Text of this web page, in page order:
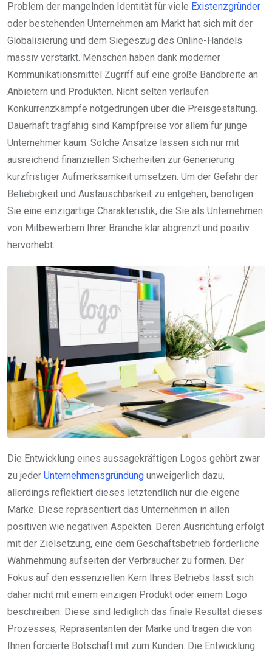
Problem der mangelnden Identität für viele Existenzgründer
oder bestehenden Unternehmen am Markt hat sich mit der
Globalisierung und dem Siegeszug des Online-Handels
massiv verstärkt. Menschen haben dank moderner
Kommunikationsmittel Zugriff auf eine große Bandbreite an
Anbietern und Produkten. Nicht selten verlaufen
Konkurrenzkämpfe notgedrungen über die Preisgestaltung.
Dauerhaft tragfähig sind Kampfpreise vor allem für junge
Unternehmer kaum. Solche Ansätze lassen sich nur mit
ausreichend finanziellen Sicherheiten zur Generierung
kurzfristiger Aufmerksamkeit umsetzen. Um der Gefahr der
Beliebigkeit und Austauschbarkeit zu entgehen, benötigen
Sie eine einzigartige Charakteristik, die Sie als Unternehmen
von Mitbewerbern Ihrer Branche klar abgrenzt und positiv
hervorhebt.
Die Entwicklung eines aussagekräftigen Logos gehört zwar
zu jeder Unternehmensgründung unweigerlich dazu,
allerdings reflektiert dieses letztendlich nur die eigene
Marke. Diese repräsentiert das Unternehmen in allen
positiven wie negativen Aspekten. Deren Ausrichtung erfolgt
mit der Zielsetzung, eine dem Geschäftsbetrieb förderliche
Wahrnehmung aufseiten der Verbraucher zu formen. Der
Fokus auf den essenziellen Kern Ihres Betriebs lässt sich
daher nicht mit einem einzigen Produkt oder einem Logo
beschreiben. Diese sind lediglich das finale Resultat dieses
Prozesses, Repräsentanten der Marke und tragen die von
Ihnen forcierte Botschaft mit zum Kunden. Die Entwicklung